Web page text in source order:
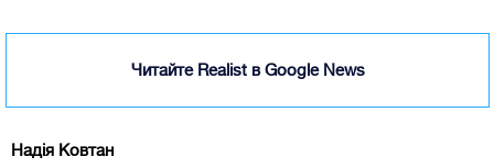
Читайте Realist в Google News
Надія Ковтан